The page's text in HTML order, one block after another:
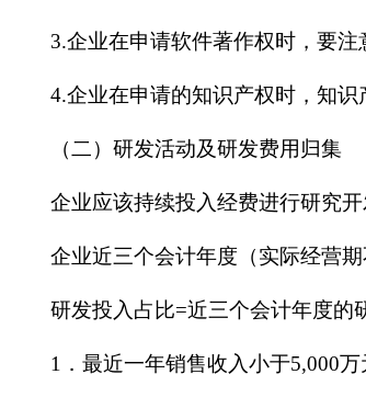
3.企业在申请软件著作权时，要
4.企业在申请的知识产权时，知
（二）研发活动及研发费用归集
企业应该持续投入经费进行研究开
企业近三个会计年度（实际经营期
研发投入占比=近三个会计年度的
1．最近一年销售收入小于5,000